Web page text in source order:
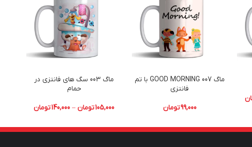
ماگ 007 GOOD MORNING با تم
فانتزی
99,000تومان
ماگ 003 سگ های فانتزی در
حمام
105,000تومان –
140,000تومان